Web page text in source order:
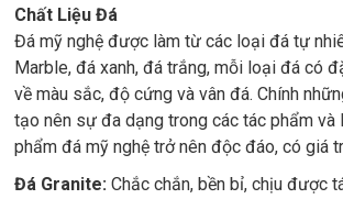
Chất Liệu Đá
Đá mỹ nghệ được làm từ các loại đá tự
Marble, đá xanh, đá trắng, mỗi loại đá có
về màu sắc, độ cứng và vân đá. Chính
tạo nên sự đa dạng trong các tác phẩm và
phẩm đá mỹ nghệ trở nên độc đáo, có giá
Đá Granite: Chắc chắn, bền bỉ, chịu được